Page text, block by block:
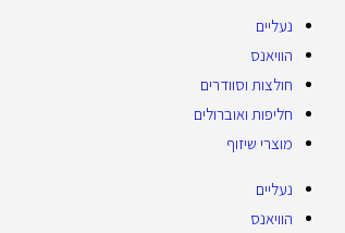
נעליים
הוויאנס
חולצות וסוודרים
חליפות ואוברולים
מוצרי שיזוף
נעליים
הוויאנס